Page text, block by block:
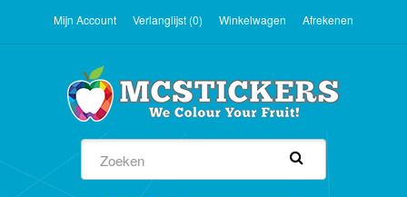
Mijn Account Verlanglijst (0) Winkelwagen Afrekenen